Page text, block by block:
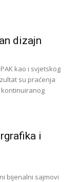
dizajn
kao i svjetskog
su praćenja
i
bijenalni sajmovi